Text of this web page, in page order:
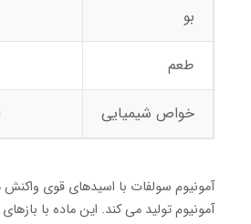
بو
طعم
خواص شیمیایی
آمونیوم سولفات با اسیدهای قوی
آمونیوم تولید می کند. این ماده با